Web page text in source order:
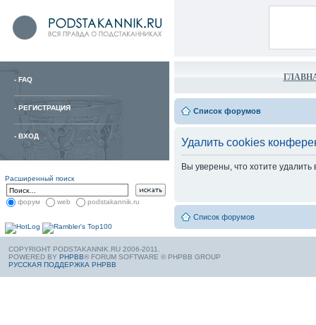
- FAQ
- РЕГИСТРАЦИЯ
- ВХОД
Расширенный поиск
форум web podstakannik.ru
Список форумов
Удалить cookies
Вы уверены, что хотите
Список форумов
COPYRIGHT PODSTAKANNIK.RU 2006-2011.
POWERED BY PHPBB® FORUM SOFTWARE © PHPBB GROUP
РУССКАЯ ПОДДЕРЖКА PHPBB